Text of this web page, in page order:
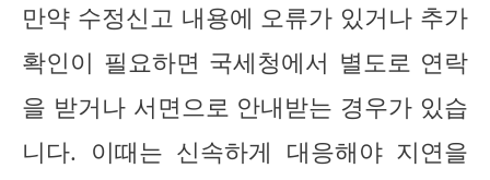
만약 수정신고 내용에 오류가 있거나 추가
확인이 필요하면 국세청에서 별도로 연락
을 받거나 서면으로 안내받는 경우가 있습
니다. 이때는 신속하게 대응해야 지연을